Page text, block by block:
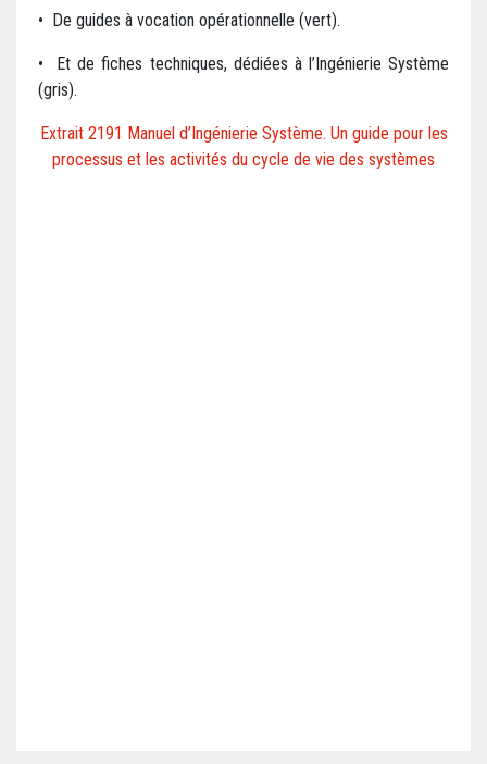
• De guides à vocation opérationnelle (vert).
• Et de fiches techniques, dédiées à l’Ingénierie Système
(gris).
Extrait 2191 Manuel d’Ingénierie Système. Un guide pour les
processus et les activités du cycle de vie des systèmes